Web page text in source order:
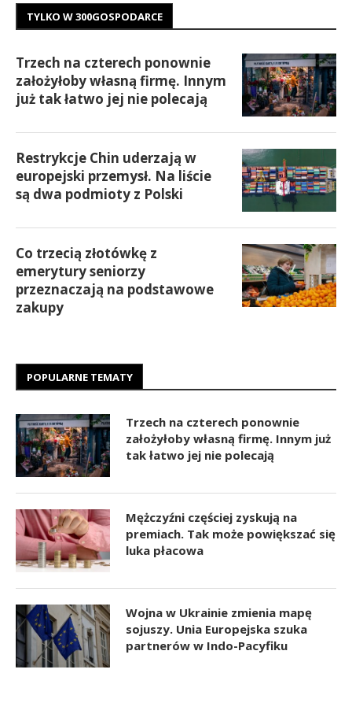
TYLKO W 300GOSPODARCE
Trzech na czterech ponownie
założyłoby własną firmę. Innym
już tak łatwo jej nie polecają
Restrykcje Chin uderzają w
europejski przemysł. Na liście
są dwa podmioty z Polski
Co trzecią złotówkę z
emerytury seniorzy
przeznaczają na podstawowe
zakupy
POPULARNE TEMATY
Trzech na czterech ponownie
założyłoby własną firmę. Innym już
tak łatwo jej nie polecają
Mężczyźni częściej zyskują na
premiach. Tak może powiększać się
luka płacowa
Wojna w Ukrainie zmienia mapę
sojuszy. Unia Europejska szuka
partnerów w Indo-Pacyfiku